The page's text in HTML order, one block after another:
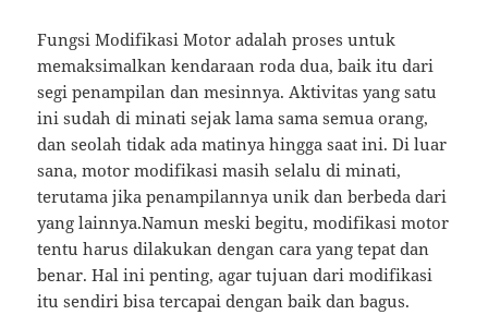
Fungsi Modifikasi Motor adalah proses untuk
memaksimalkan kendaraan roda dua, baik itu dari
segi penampilan dan mesinnya. Aktivitas yang satu
ini sudah di minati sejak lama sama semua orang,
dan seolah tidak ada matinya hingga saat ini. Di luar
sana, motor modifikasi masih selalu di minati,
terutama jika penampilannya unik dan berbeda dari
yang lainnya.Namun meski begitu, modifikasi motor
tentu harus dilakukan dengan cara yang tepat dan
benar. Hal ini penting, agar tujuan dari modifikasi
itu sendiri bisa tercapai dengan baik dan bagus.